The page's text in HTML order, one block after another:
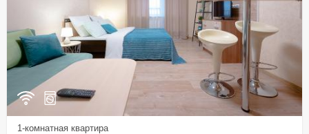
1-комнатная квартира